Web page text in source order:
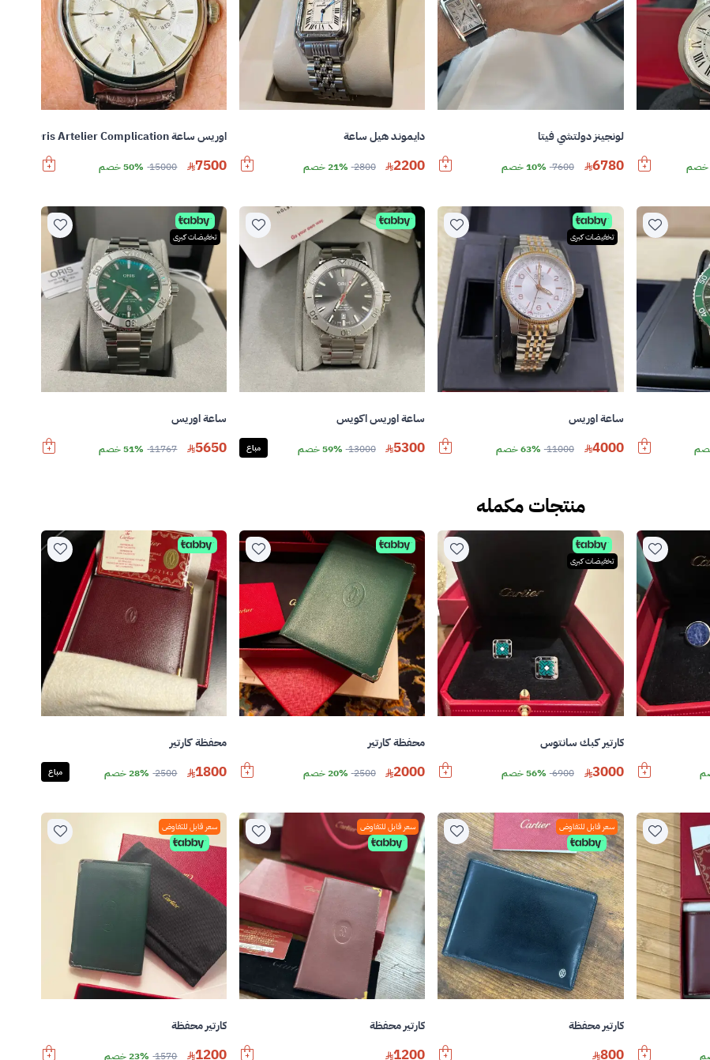
لونجينز دولتشي فيتا
6780
7600 10% خصم
دايموند هيل ساعة
2200
2800 21% خصم
اوريس ساعة Oris Artelier Complication
7500
15000 50% خصم
تخفيضات كبرى
ساعة اوريس
4000
11000 63% خصم
ساعة اوريس اكويس
5300
13000 59% خصم مباع
تخفيضات كبرى
ساعة اوريس
5650
11767 51% خصم
منتجات مكمله
تخفيضات كبرى
كارتير كبك سانتوس
3000
6900 56% خصم
محفظة كارتير
2000
2500 20% خصم
محفظة كارتير
1800
2500 28% خصم مباع
سعر قابل للتفاوض
كارتير محفظة
800
سعر قابل للتفاوض
كارتير محفظة
1200
سعر قابل للتفاوض
كارتير محفظة
1200
1570 23% خصم